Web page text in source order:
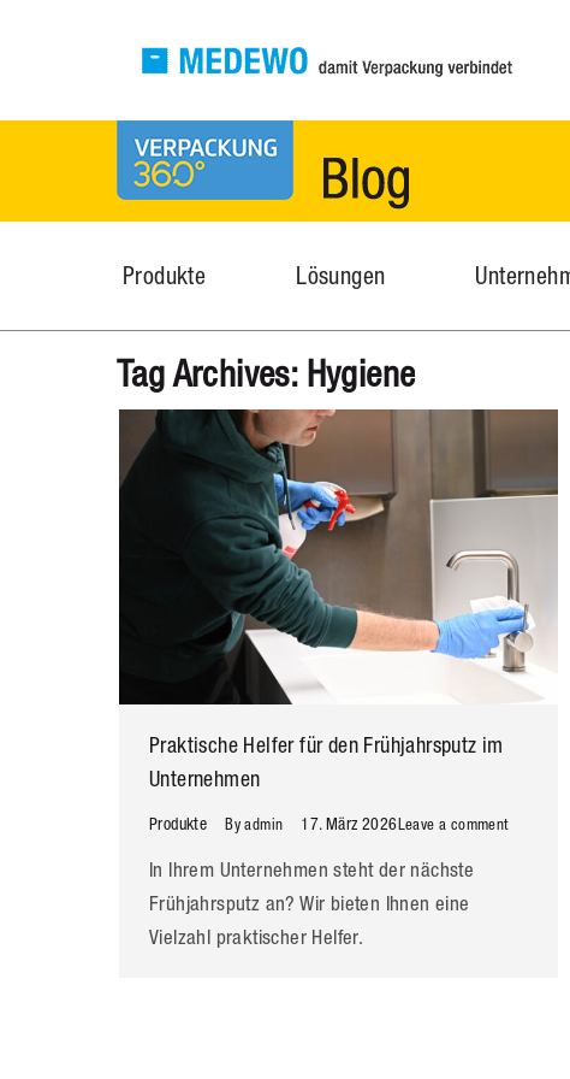
MEDEWO Verpackungen
News
Produkte Lösungen
Tag Archives: Hygiene
Praktische Helfer für den Frühjahrsputz im
Unternehmen
Produkte Byadmin 17. März 2026Leave a comment
In Ihrem Unternehmen steht der nächste
Frühjahrsputz an? Wir bieten Ihnen eine
Vielzahl praktischer Helfer.